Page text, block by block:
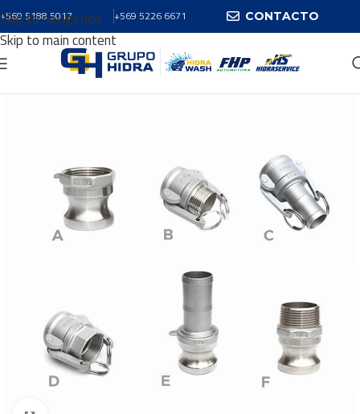
Skip to navigation
Skip to main content
+569 5188 5017 +569 5226 6671 CONTACTO